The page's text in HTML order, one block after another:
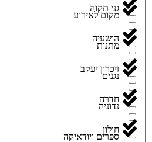
מקום לאירוע
מתנות
נגנים
נדוניה
ספרים ויודאיקה
גני תקוה
הושעיה
זיכרון יעקב
חדרה
חולון